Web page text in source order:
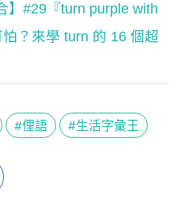
】#29『turn purple with
？來學 turn 的 16 個超
#俚語 #生活字彙王